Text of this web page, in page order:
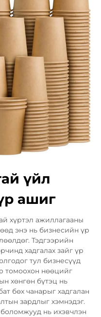
үйл
ашиг
хүртэл ажиллагааны
энэ нь бизнесийн үр
Тэдгээрийн
хадгалах зайг үр
тул бизнесүүд
томоохон нөөцийг
хөнгөн бүтэц нь
бөх чанарыг хадгалан
зардлыг хэмнэдэг.
нь ихэвчлэн